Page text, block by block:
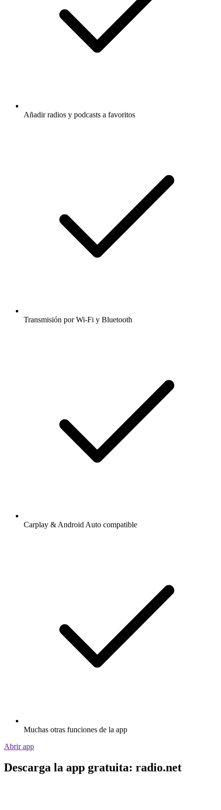
Añadir radios y podcasts a favoritos
Transmisión por Wi-Fi y Bluetooth
Carplay & Android Auto compatible
Muchas otras funciones de la app
Abrir app
Descarga la app gratuita: radio.net